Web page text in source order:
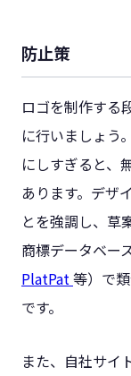
防止策
ロゴを制作する
に行いましょう
にしすぎると、
あります。デザ
とを強調し、草
商標データベー
PlatPat 等）で
です。
また、自社サイ